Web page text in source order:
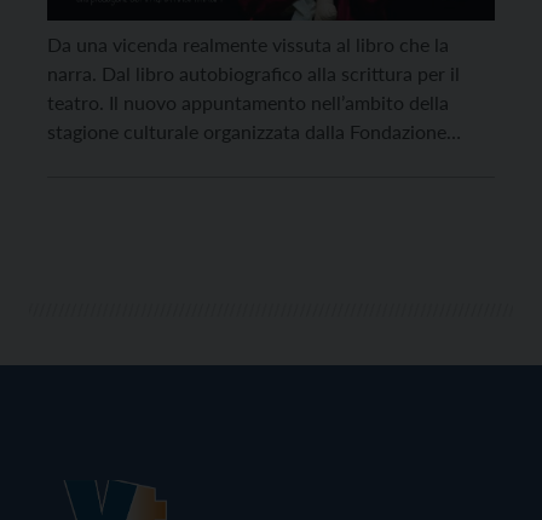
Da una vicenda realmente vissuta al libro che la
narra. Dal libro autobiografico alla scrittura per il
teatro. Il nuovo appuntamento nell’ambito della
stagione culturale organizzata dalla Fondazione